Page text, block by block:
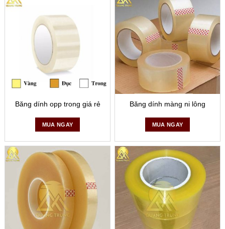
Băng dính opp trong giá rẻ
MUA NGAY
Băng dính màng ni lông
MUA NGAY